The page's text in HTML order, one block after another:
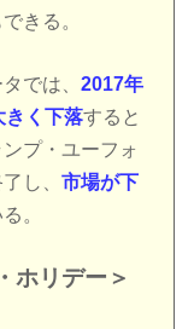
きる。
では、2017年
きく下落すると
プ・ユーフォ
し、市場が下
。
ホリデー＞